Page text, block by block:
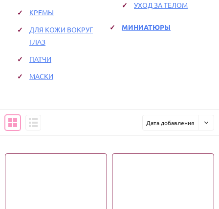
КРЕМЫ
ДЛЯ КОЖИ ВОКРУГ
ГЛАЗ
ПАТЧИ
МАСКИ
УХОД ЗА ТЕЛОМ
МИНИАТЮРЫ
Дата добавления